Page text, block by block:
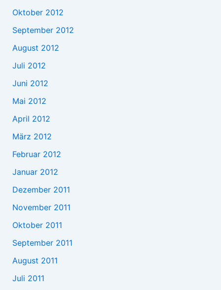
Oktober 2012
September 2012
August 2012
Juli 2012
Juni 2012
Mai 2012
April 2012
März 2012
Februar 2012
Januar 2012
Dezember 2011
November 2011
Oktober 2011
September 2011
August 2011
Juli 2011